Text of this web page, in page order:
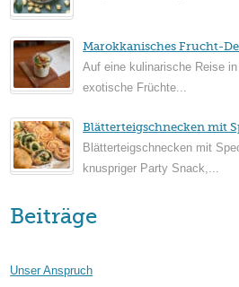
Marokkanisches Frucht-
Auf eine kulinarische Reise
exotische Früchte...
Blätterteigschnecken mit
Blätterteigschnecken mit
knuspriger Party Snack,...
Beiträge
Unser Anspruch